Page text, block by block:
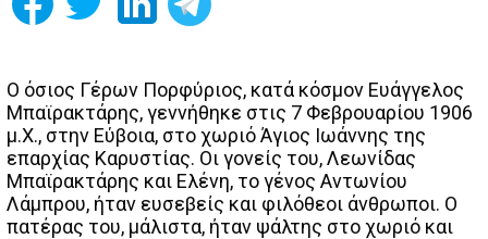
Ο όσιος Γέρων Πορφύριος, κατά κόσμον Ευάγγελος
Μπαϊρακτάρης, γεννήθηκε στις 7 Φεβρουαρίου 1906
μ.Χ., στην Εύβοια, στο χωριό Άγιος Ιωάννης της
επαρχίας Καρυστίας. Οι γονείς του, Λεωνίδας
Μπαϊρακτάρης και Ελένη, το γένος Αντωνίου
Λάμπρου, ήταν ευσεβείς και φιλόθεοι άνθρωποι. Ο
πατέρας του, μάλιστα, ήταν ψάλτης στο χωριό και